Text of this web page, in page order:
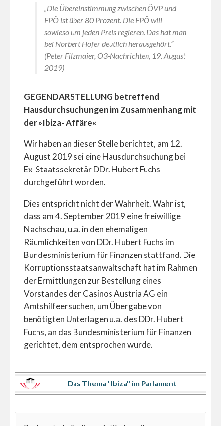
„Die Übereinstimmung zwischen ÖVP und
FPÖ ist über 80 Prozent. Die FPÖ will
sowieso um jeden Preis regieren. Das hat man
bei Norbert Hofer deutlich herausgehört.“
(Peter Filzmaier, Ö3-Nachrichten, 19. August
2019)
GEGENDARSTELLUNG betreffend
Hausdurchsuchungen im Zusammenhang mit
der »Ibiza- Affäre«
Wir haben an dieser Stelle berichtet, am 12.
August 2019 sei eine Hausdurchsuchung bei
Ex-Staatssekretär DDr. Hubert Fuchs
durchgeführt worden.
Dies entspricht nicht der Wahrheit. Wahr ist,
dass am 4. September 2019 eine freiwillige
Nachschau, u.a. in den ehemaligen
Räumlichkeiten von DDr. Hubert Fuchs im
Bundesministerium für Finanzen stattfand. Die
Korruptionsstaatsanwaltschaft hat im Rahmen
der Ermittlungen zur Bestellung eines
Vorstandes der Casinos Austria AG ein
Amtshilfeersuchen, um Übergabe von
benötigten Unterlagen u.a. des DDr. Hubert
Fuchs, an das Bundesministerium für Finanzen
gerichtet, dem entsprochen wurde.
Das Thema "Ibiza" im Parlament